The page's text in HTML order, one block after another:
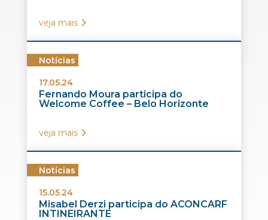
veja mais
Notícias
17.05.24
Fernando Moura participa do
Welcome Coffee – Belo Horizonte
veja mais
Notícias
15.05.24
Misabel Derzi participa do ACONCARF
INTINEIRANTE